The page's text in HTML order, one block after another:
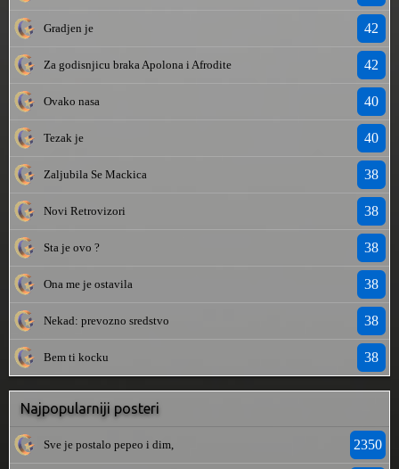
Gradjen je 42
Za godisnjicu braka Apolona i Afrodite 42
Ovako nasa 40
Tezak je 40
Zaljubila Se Mackica 38
Novi Retrovizori 38
Sta je ovo ? 38
Ona me je ostavila 38
Nekad: prevozno sredstvo 38
Bem ti kocku 38
Najpopularniji posteri
Sve je postalo pepeo i dim, 2350